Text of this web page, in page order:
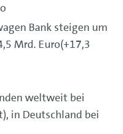
Bank steigen um
Mrd. Euro(+17,3
weltweit bei
in Deutschland bei